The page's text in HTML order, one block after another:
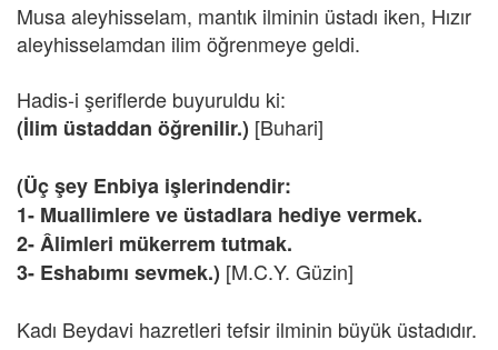
Musa aleyhisselam, mantık ilminin üstadı iken, Hızır
aleyhisselamdan ilim öğrenmeye geldi.
Hadis-i şeriflerde buyuruldu ki:
(İlim üstaddan öğrenilir.) [Buhari]
(Üç şey Enbiya işlerindendir:
1- Muallimlere ve üstadlara hediye vermek.
2- Âlimleri mükerrem tutmak.
3- Eshabımı sevmek.) [M.C.Y. Güzin]
Kadı Beydavi hazretleri tefsir ilminin büyük üstadıdır.